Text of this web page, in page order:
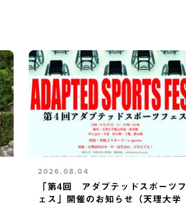
2026.08.04
「第4回 アダプテッドスポーツフ
ェス」開催のお知らせ（天理大学